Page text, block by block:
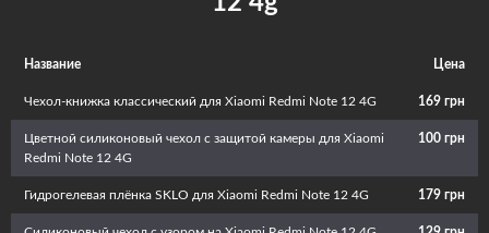
эксплуатационный срок. Кроме того, красивый и необычный аксессуар
Название Цена
Чехол-книжка классический для Xiaomi Redmi Note 12 4G 169 грн
Цветной силиконовый чехол с защитой камеры для Xiaomi
Redmi Note 12 4G
100 грн
Гидрогелевая плёнка SKLO для Xiaomi Redmi Note 12 4G 179 грн